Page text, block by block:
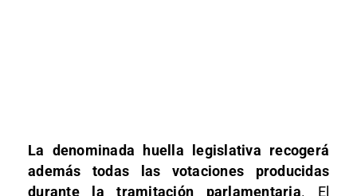
La denominada huella legislativa recogerá
además todas las votaciones producidas
durante la tramitación parlamentaria. El